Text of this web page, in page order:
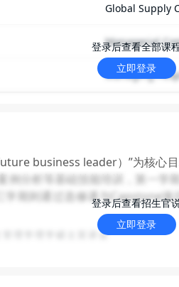
Global Supply
Managerial
Managing
登录后查看全部课
立即登录
登录后查看招生官
立即登录
business leader）”为核
例分析等基础技能培训，第一
学期则通过选修课与Capstone
、招满即止的机制，因此强调尽
时最看重学术成绩（未达B则不
管理学理学硕士宣讲会